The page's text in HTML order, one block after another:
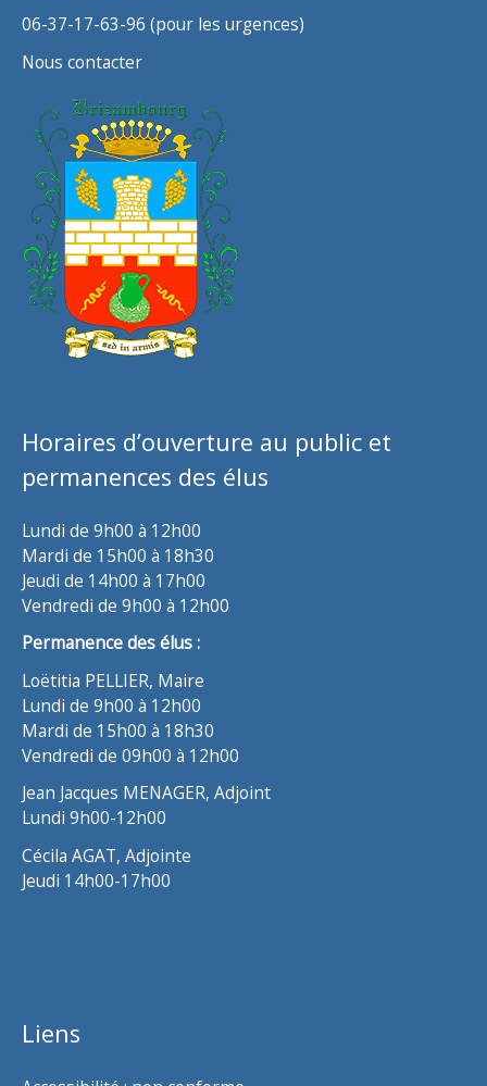
06-37-17-63-96 (pour les urgences)
Nous contacter
Horaires d’ouverture au public et
permanences des élus
Lundi de 9h00 à 12h00
Mardi de 15h00 à 18h30
Jeudi de 14h00 à 17h00
Vendredi de 9h00 à 12h00
Permanence des élus :
Loëtitia PELLIER, Maire
Lundi de 9h00 à 12h00
Mardi de 15h00 à 18h30
Vendredi de 09h00 à 12h00
Jean Jacques MENAGER, Adjoint
Lundi 9h00-12h00
Cécila AGAT, Adjointe
Jeudi 14h00-17h00
Liens